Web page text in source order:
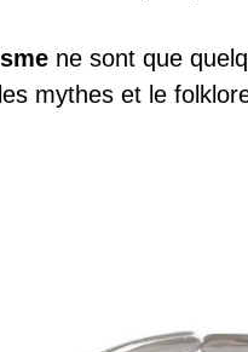
ne sont que
mythes et le